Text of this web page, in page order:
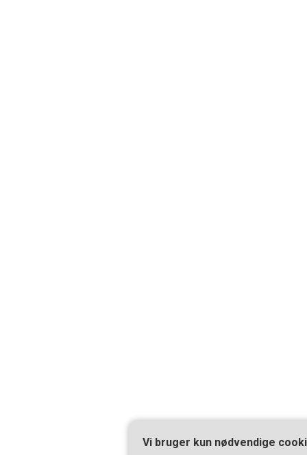
Vi bruger kun nødvendige